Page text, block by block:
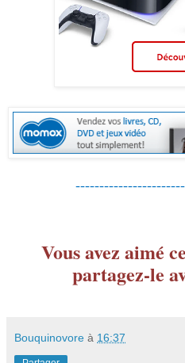
Vous avez aimé
partagez-le
Bouquinovore à 16:37